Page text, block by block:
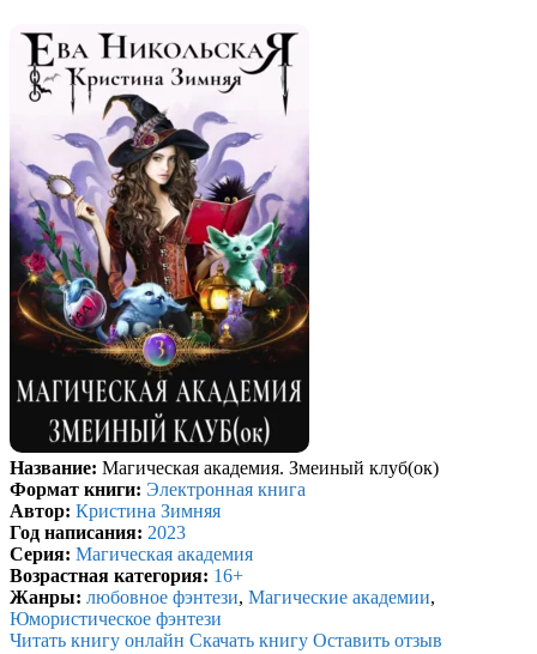
Название: Магическая академия. Змеиный клуб(ок)
Формат книги: Электронная книга
Автор: Кристина Зимняя
Год написания: 2023
Серия: Магическая академия
Возрастная категория: 16+
Жанры: любовное фэнтези, Магические академии,
Юмористическое фэнтези
Читать книгу онлайн Скачать книгу Оставить отзыв